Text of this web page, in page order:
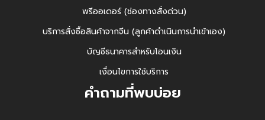
พรีออเดอร์ (ช่องทางสั่งด่วน)
บริการสั่งซื้อสินค้าจากจีน (ลูกค้าดำเนินการนำเข้าเอง)
บัญชีธนาคารสำหรับโอนเงิน
เงื่อนไขการใช้บริการ
คำถามที่พบบ่อย